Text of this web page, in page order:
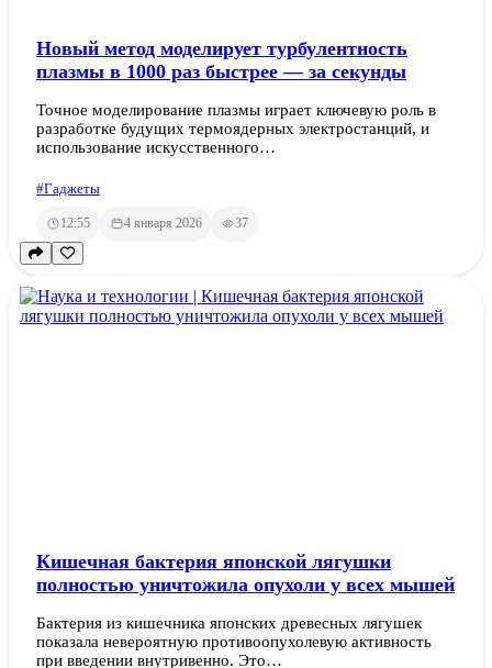
Новый метод моделирует турбулентность
плазмы в 1000 раз быстрее — за секунды
Точное моделирование плазмы играет ключевую роль в
разработке будущих термоядерных электростанций, и
использование искусственного…
#Гаджеты
12:55 4 января 2026 37
Кишечная бактерия японской лягушки
полностью уничтожила опухоли у всех мышей
Бактерия из кишечника японских древесных лягушек
показала невероятную противоопухолевую активность
при введении внутривенно. Это…